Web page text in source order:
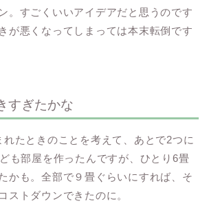
。すごくいいアイデアだと思うのです
が悪くなってしまっては本末転倒です
すぎたかな
たときのことを考えて、あとで2つに
も部屋を作ったんですが、ひとり6畳
かも。全部で９畳ぐらいにすれば、そ
ストダウンできたのに。